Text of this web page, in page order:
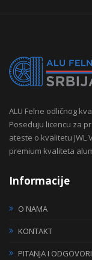
ALU Felne odličnog
Poseduju licencu za
ateste o kvalitetu JWL
premium kvaliteta
Informacije
O NAMA
KONTAKT
PITANJA I ODGOVORI